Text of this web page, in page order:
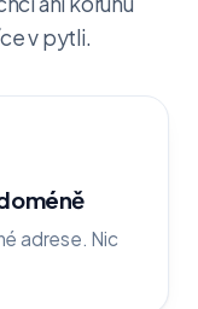
v pytli.
adrese. Nic